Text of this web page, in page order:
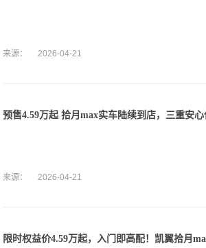
来源： 2026-04-21
预售4.59万起 拾月max实车陆续到店，三重安
来源： 2026-04-21
限时权益价4.59万起，入门即高配！凯翼拾月